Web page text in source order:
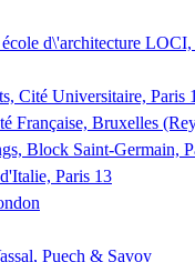
d\'architecture
Cité Universitaire, Paris
Française, Bruxelles
Block Saint-Germain,
Paris 13
Puech & Savoy